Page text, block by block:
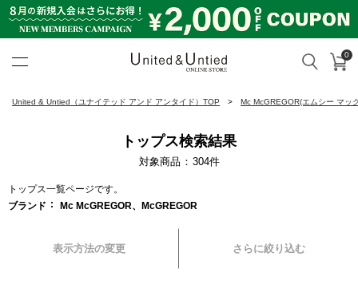
検索 カ
0
United & Untied（ユナイテッド アンド アンタイド）TOP Mc McGREGOR(エムシー マッ
トップス検索結果
対象商品 304件
トップス一覧ページです。
ブランド
Mc McGREGOR、McGREGOR
表示方法の変更 さらに絞り込む